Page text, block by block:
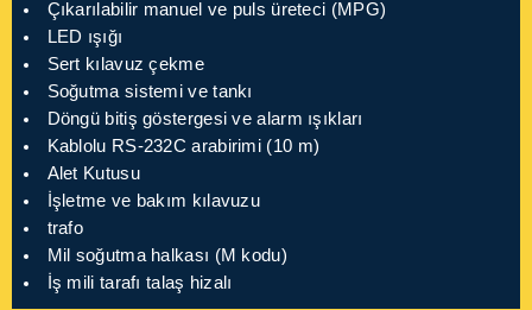
Çıkarılabilir manuel ve puls üreteci (MPG)
LED ışığı
Sert kılavuz çekme
Soğutma sistemi ve tankı
Döngü bitiş göstergesi ve alarm ışıkları
Kablolu RS-232C arabirimi (10 m)
Alet Kutusu
İşletme ve bakım kılavuzu
trafo
Mil soğutma halkası (M kodu)
İş mili tarafı talaş hizalı